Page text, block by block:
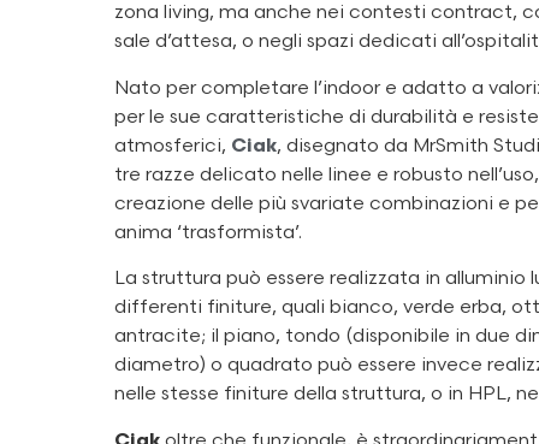
zona living, ma anche nei contesti contract,
sale d’attesa, o negli spazi dedicati
Nato per completare l’indoor e adatto a
per le sue caratteristiche di durabilità e
atmosferici, Ciak, disegnato da MrSmith
tre razze delicato nelle linee e robusto
creazione delle più svariate combinazioni e
anima ‘trasformista’.
La struttura può essere realizzata in
differenti finiture, quali bianco, verde erba,
antracite; il piano, tondo (disponibile in due
diametro) o quadrato può essere invece
nelle stesse finiture della struttura, o in HPL,